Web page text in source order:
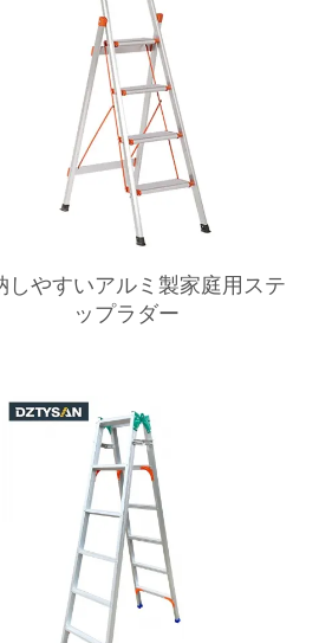
しやすいアルミ製家庭用ステ
ップラダー